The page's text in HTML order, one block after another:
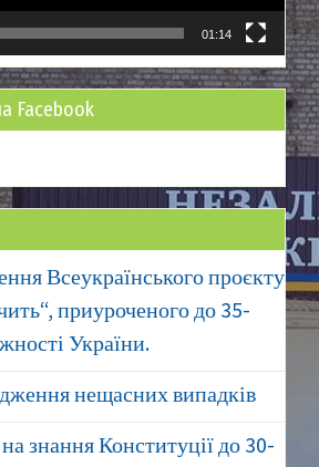
01:14
Facebook
Всеукраїнського проєкту
приуроченого до 35-
України.
нещасних випадків
знання Конституції до 30-